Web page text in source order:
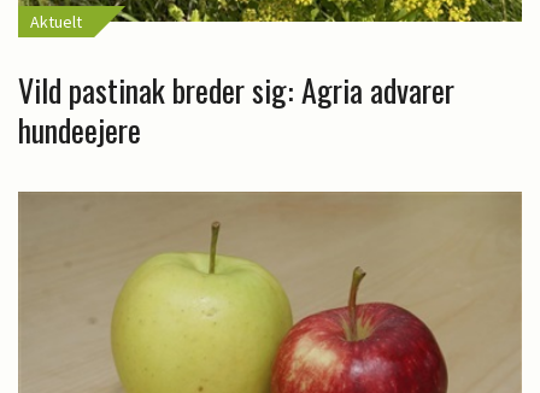
Aktuelt
Vild pastinak breder sig: Agria advarer
hundeejere